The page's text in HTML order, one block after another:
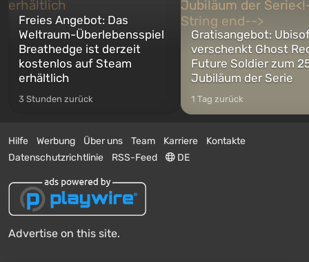
Freies Angebot: Das
Weltraum-Überlebensspiel
Breathedge ist derzeit
kostenlos auf Steam
erhältlich
3 Stunden zurück
Gratisangebot:
verschenkt Ghost
Future Soldier zum
Jubiläum der Serie
1 Tag zurück
Hilfe Werbung Über uns Team Karriere
Kontakte
Datenschutzrichtlinie
RSS-Feed DE
Advertise on this site.